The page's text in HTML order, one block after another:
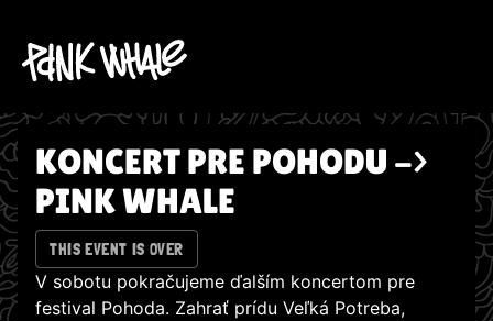
KONCERT PRE POHODU ->
PINK WHALE
THIS EVENT IS OVER
V sobotu pokračujeme ďalším koncertom pre
festival Pohoda. Zahrať prídu Veľká Potreba,